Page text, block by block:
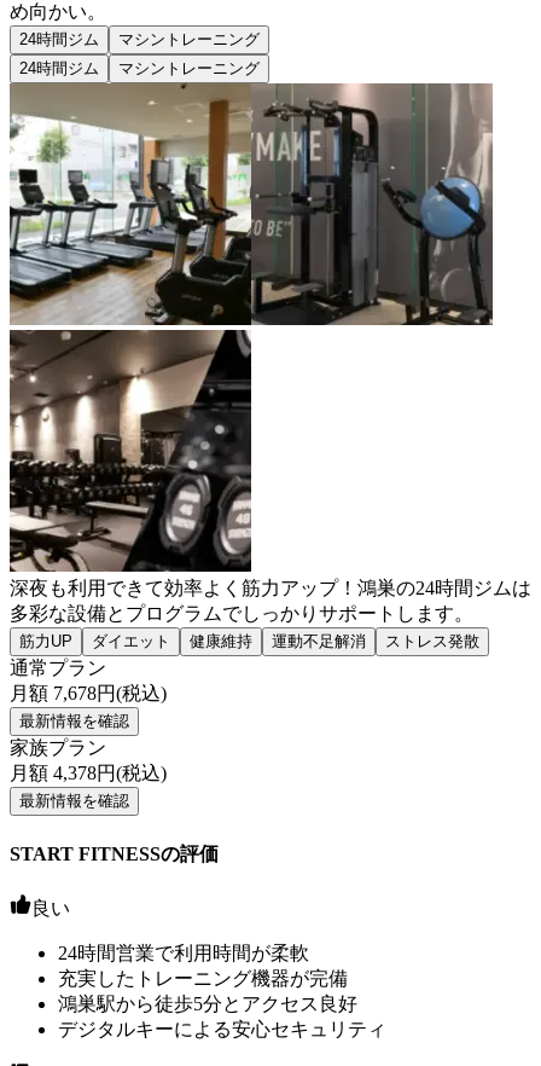
め向かい。
24時間ジム
マシントレーニング
24時間ジム
マシントレーニング
深夜も利用できて効率よく筋力アップ！鴻巣の24時間ジムは
多彩な設備とプログラムでしっかりサポートします。
筋力UP ダイエット 健康維持 運動不足解消 ストレス発散
通常プラン
月額 7,678円(税込)
最新情報を確認
家族プラン
月額 4,378円(税込)
最新情報を確認
START FITNESSの評価
良い
24時間営業で利用時間が柔軟
充実したトレーニング機器が完備
鴻巣駅から徒歩5分とアクセス良好
デジタルキーによる安心セキュリティ